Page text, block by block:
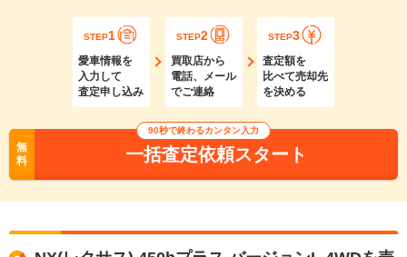
STEP1
愛車情報を
入力して
査定申し込み
STEP2
買取店から
電話、メール
でご連絡
STEP3
査定額を
比べて売却先
を決める
無
料
90秒で終わるカンタン入力
一括査定依頼スタート